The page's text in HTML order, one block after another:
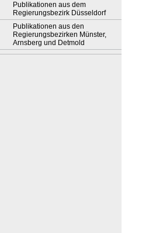
Publikationen aus dem
Regierungsbezirk Düsseldorf
Publikationen aus den
Regierungsbezirken Münster,
Arnsberg und Detmold